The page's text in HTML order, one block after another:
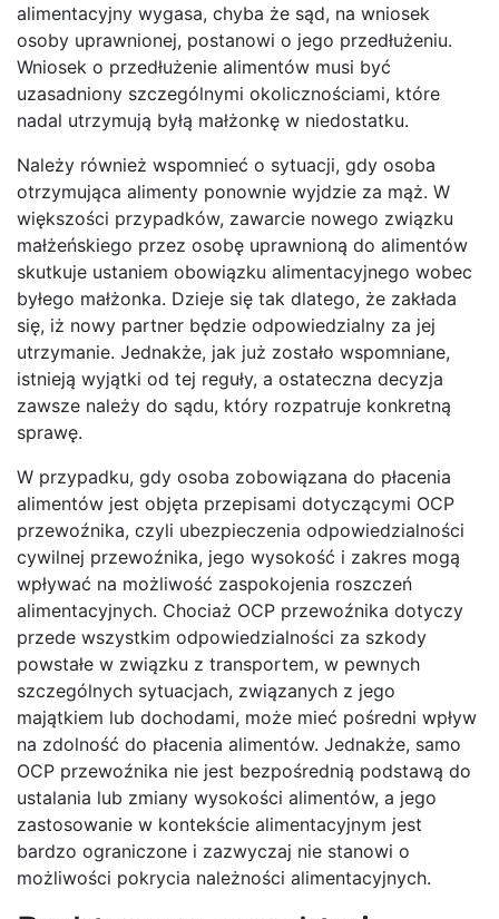
alimentacyjny wygasa, chyba że sąd, na wniosek
osoby uprawnionej, postanowi o jego przedłużeniu.
Wniosek o przedłużenie alimentów musi być
uzasadniony szczególnymi okolicznościami, które
nadal utrzymują byłą małżonkę w niedostatku.
Należy również wspomnieć o sytuacji, gdy osoba
otrzymująca alimenty ponownie wyjdzie za mąż. W
większości przypadków, zawarcie nowego związku
małżeńskiego przez osobę uprawnioną do alimentów
skutkuje ustaniem obowiązku alimentacyjnego wobec
byłego małżonka. Dzieje się tak dlatego, że zakłada
się, iż nowy partner będzie odpowiedzialny za jej
utrzymanie. Jednakże, jak już zostało wspomniane,
istnieją wyjątki od tej reguły, a ostateczna decyzja
zawsze należy do sądu, który rozpatruje konkretną
sprawę.
W przypadku, gdy osoba zobowiązana do płacenia
alimentów jest objęta przepisami dotyczącymi OCP
przewoźnika, czyli ubezpieczenia odpowiedzialności
cywilnej przewoźnika, jego wysokość i zakres mogą
wpływać na możliwość zaspokojenia roszczeń
alimentacyjnych. Chociaż OCP przewoźnika dotyczy
przede wszystkim odpowiedzialności za szkody
powstałe w związku z transportem, w pewnych
szczególnych sytuacjach, związanych z jego
majątkiem lub dochodami, może mieć pośredni wpływ
na zdolność do płacenia alimentów. Jednakże, samo
OCP przewoźnika nie jest bezpośrednią podstawą do
ustalania lub zmiany wysokości alimentów, a jego
zastosowanie w kontekście alimentacyjnym jest
bardzo ograniczone i zazwyczaj nie stanowi o
możliwości pokrycia należności alimentacyjnych.